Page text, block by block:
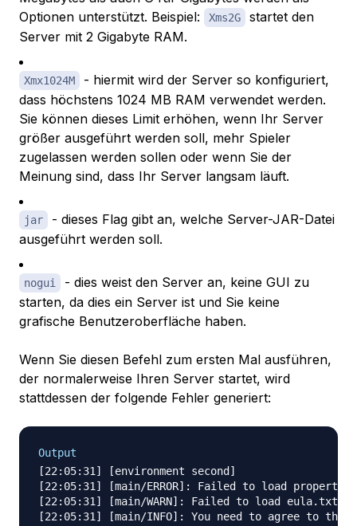
Optionen unterstützt. Beispiel:
Xms2G
startet den
Server mit 2 Gigabyte RAM.
Xmx1024M
- hiermit wird der Server so konfiguriert,
dass höchstens 1024 MB RAM verwendet werden.
Sie können dieses Limit erhöhen, wenn Ihr Server
größer ausgeführt werden soll, mehr Spieler
zugelassen werden sollen oder wenn Sie der
Meinung sind, dass Ihr Server langsam läuft.
jar
- dieses Flag gibt an, welche Server-JAR-Datei
ausgeführt werden soll.
nogui
- dies weist den Server an, keine GUI zu
starten, da dies ein Server ist und Sie keine
grafische Benutzeroberfläche haben.
Wenn Sie diesen Befehl zum ersten Mal ausführen,
der normalerweise Ihren Server startet, wird
stattdessen der folgende Fehler generiert:
Output
[22:05:31] [environment second]
[22:05:31] [main/ERROR]: Failed to load
[22:05:31] [main/WARN]: Failed to load eula.txt